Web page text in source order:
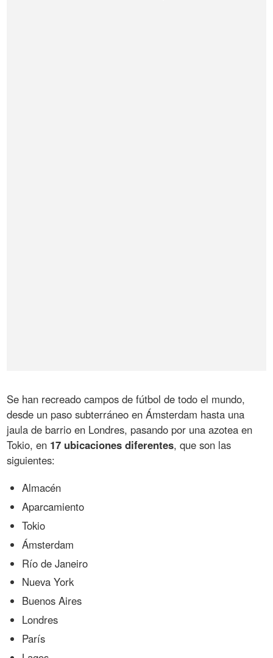
Se han recreado campos de fútbol de todo el mundo,
desde un paso subterráneo en Ámsterdam hasta una
jaula de barrio en Londres, pasando por una azotea en
Tokio, en 17 ubicaciones diferentes, que son las
siguientes:
Almacén
Aparcamiento
Tokio
Ámsterdam
Río de Janeiro
Nueva York
Buenos Aires
Londres
París